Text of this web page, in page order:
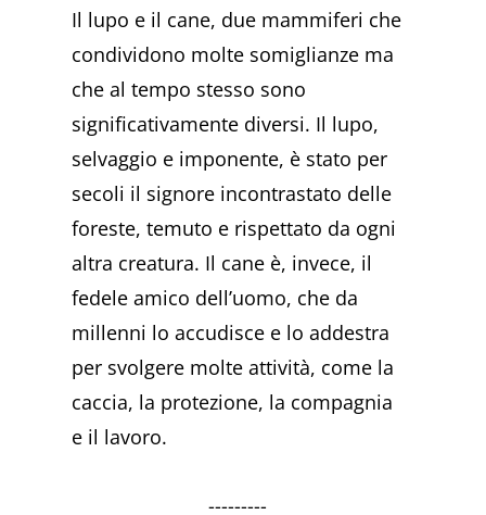
Il lupo e il cane, due mammiferi che
condividono molte somiglianze ma
che al tempo stesso sono
significativamente diversi. Il lupo,
selvaggio e imponente, è stato per
secoli il signore incontrastato delle
foreste, temuto e rispettato da ogni
altra creatura. Il cane è, invece, il
fedele amico dell’uomo, che da
millenni lo accudisce e lo addestra
per svolgere molte attività, come la
caccia, la protezione, la compagnia
e il lavoro.
---------